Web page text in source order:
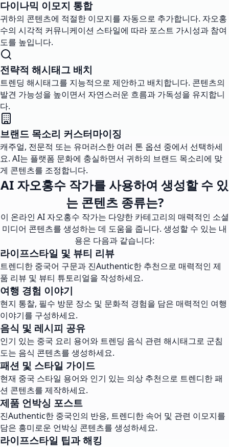
다이나믹 이모지 통합
귀하의 콘텐츠에 적절한 이모지를 자동으로 추가합니다. 자오홍
수의 시각적 커뮤니케이션 스타일에 따라 포스트 가시성과 참여
도를 높입니다.
전략적 해시태그 배치
트렌딩 해시태그를 지능적으로 제안하고 배치합니다. 콘텐츠의
발견 가능성을 높이면서 자연스러운 흐름과 가독성을 유지합니
다.
브랜드 목소리 커스터마이징
캐주얼, 전문적 또는 유머러스한 여러 톤 옵션 중에서 선택하세
요. AI는 플랫폼 문화에 충실하면서 귀하의 브랜드 목소리에 맞
게 콘텐츠를 조정합니다.
AI 자오홍수 작가를 사용하여 생성할 수 있
는 콘텐츠 종류는?
이 온라인 AI 자오홍수 작가는 다양한 카테고리의 매력적인 소셜
미디어 콘텐츠를 생성하는 데 도움을 줍니다. 생성할 수 있는 내
용은 다음과 같습니다:
라이프스타일 및 뷰티 리뷰
트렌디한 중국어 구문과 진Authentic한 추천으로 매력적인 제
품 리뷰 및 뷰티 튜토리얼을 작성하세요.
여행 경험 이야기
현지 통찰, 필수 방문 장소 및 문화적 경험을 담은 매력적인 여행
이야기를 구성하세요.
음식 및 레시피 공유
인기 있는 중국 요리 용어와 트렌딩 음식 관련 해시태그로 군침
도는 음식 콘텐츠를 생성하세요.
패션 및 스타일 가이드
현재 중국 스타일 용어와 인기 있는 의상 추천으로 트렌디한 패
션 콘텐츠를 제작하세요.
제품 언박싱 포스트
진Authentic한 중국인의 반응, 트렌디한 속어 및 관련 이모지를
담은 흥미로운 언박싱 콘텐츠를 생성하세요.
라이프스타일 팁과 해킹